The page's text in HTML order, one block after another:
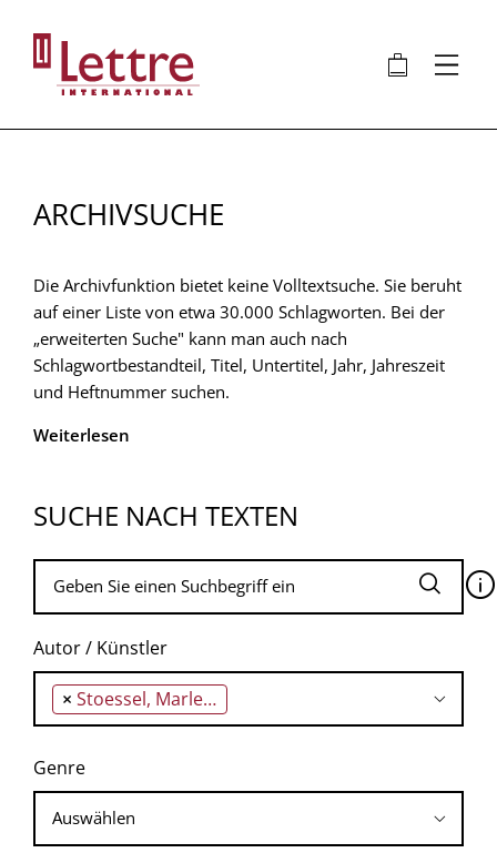
Inhalt
🛍 ⋮
ARCHIVSUCHE
Die Archivfunktion bietet keine Volltextsuche. Sie beruht
auf einer Liste von etwa 30.000 Schlagworten. Bei der
„erweiterten Suche" kann man auch nach
Schlagwortbestandteil, Titel, Untertitel, Jahr, Jahreszeit
und Heftnummer suchen.
Weiterlesen
SUCHE NACH TEXTEN
🛈
Autor / Künstler
× Stoessel, Marleen
Genre